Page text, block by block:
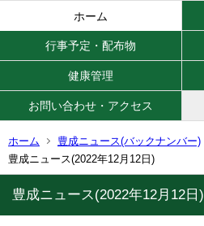
ホーム
行事予定・配布物
健康管理
お問い合わせ・アクセス
ホーム 豊成ニュース(バックナンバー)
豊成ニュース(2022年12月12日)
豊成ニュース(2022年12月12日)